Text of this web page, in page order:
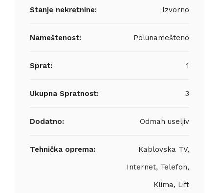
Stanje nekretnine: Izvorno
Nameštenost: Polunamešteno
Sprat: 1
Ukupna Spratnost: 3
Dodatno: Odmah useljiv
Tehnička oprema:
Kablovska TV,
Internet, Telefon,
Klima, Lift